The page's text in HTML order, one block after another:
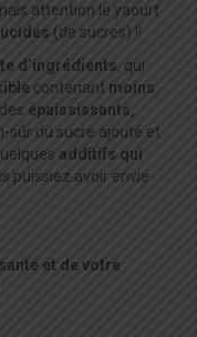
attention le yaourt
(de sucres) !!
d’ingrédients, qui
contenant moins
des épaississants,
sûr du sucre ajouté et
additifs qui
puissiez avoir envie
et de votre